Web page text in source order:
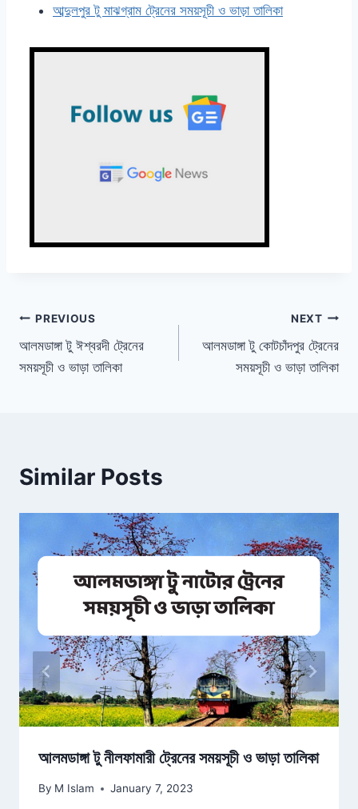
আব্দুলপুর টু মাঝগ্রাম ট্রেনের সময়সূচী ও ভাড়া তালিকা
Post
navigation
PREVIOUS
আলমডাঙ্গা টু ঈশ্বরদী ট্রেনের
সময়সূচী ও ভাড়া তালিকা
NEXT
আলমডাঙ্গা টু কোটচাঁদপুর ট্রেনের
সময়সূচী ও ভাড়া তালিকা
Similar Posts
আলমডাঙ্গা টু নীলফামারী ট্রেনের সময়সূচী ও ভাড়া তালিকা
By M Islam January 7, 2023